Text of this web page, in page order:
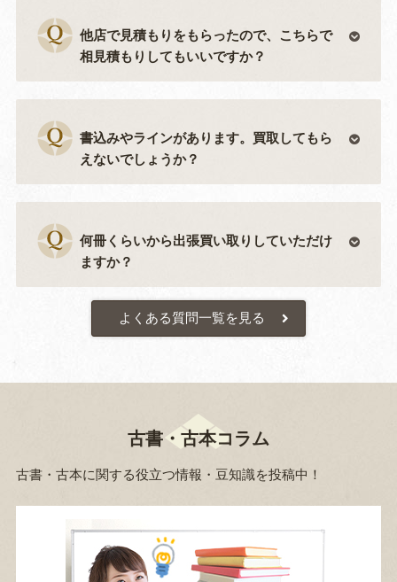
他店で見積もりをもらったので、こちらで
相見積もりしてもいいですか？
書込みやラインがあります。買取してもら
えないでしょうか？
何冊くらいから出張買い取りしていただけ
ますか？
よくある質問一覧を見る
古書・古本コラム
古書・古本に関する役立つ情報・豆知識を投稿中！